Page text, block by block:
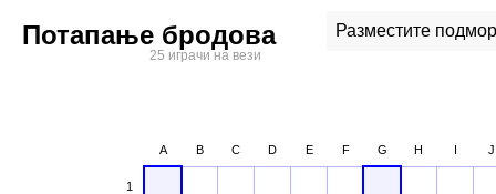
Потапање бродова
25 играчи на вези
Разместите
1
A B C D E F G H I J